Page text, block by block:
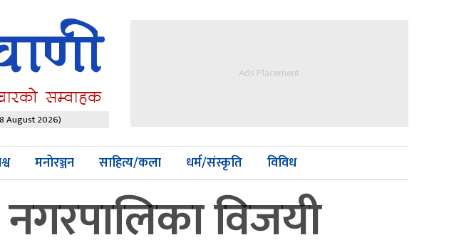
August 2026)
Ads Placement
मनोरञ्जन साहित्य/कला धर्म/संस्कृति विविध
विजयी